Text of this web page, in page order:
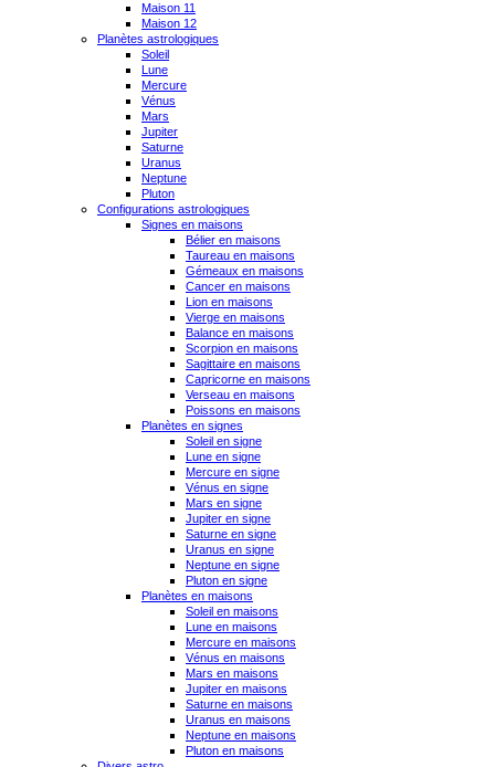
Maison 11
Maison 12
Planètes astrologiques
Soleil
Lune
Mercure
Vénus
Mars
Jupiter
Saturne
Uranus
Neptune
Pluton
Configurations astrologiques
Signes en maisons
Bélier en maisons
Taureau en maisons
Gémeaux en maisons
Cancer en maisons
Lion en maisons
Vierge en maisons
Balance en maisons
Scorpion en maisons
Sagittaire en maisons
Capricorne en maisons
Verseau en maisons
Poissons en maisons
Planètes en signes
Soleil en signe
Lune en signe
Mercure en signe
Vénus en signe
Mars en signe
Jupiter en signe
Saturne en signe
Uranus en signe
Neptune en signe
Pluton en signe
Planètes en maisons
Soleil en maisons
Lune en maisons
Mercure en maisons
Vénus en maisons
Mars en maisons
Jupiter en maisons
Saturne en maisons
Uranus en maisons
Neptune en maisons
Pluton en maisons